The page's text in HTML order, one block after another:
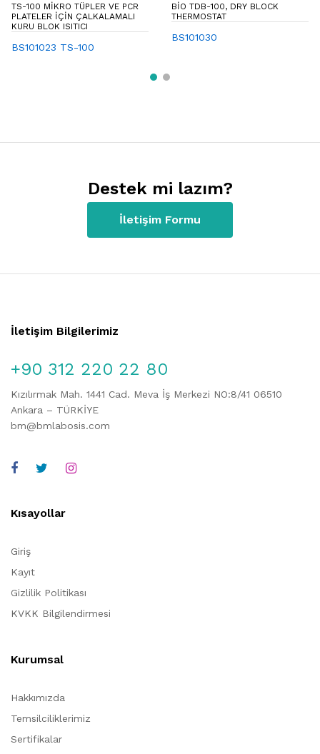
TS-100 MIKRO TÜPLER VE PCR
PLATELER IÇIN ÇALKALAMALI
KURU BLOK ISITICI
BS101023 TS-100
BIO TDB-100, DRY BLOCK
THERMOSTAT
BS101030
Destek mi lazım?
İletişim Formu
İletişim Bilgilerimiz
+90 312 220 22 80
Kızılırmak Mah. 1441 Cad. Meva İş Merkezi NO:8/41 06510
Ankara – TÜRKİYE
bm@bmlabosis.com
Kısayollar
Giriş
Kayıt
Gizlilik Politikası
KVKK Bilgilendirmesi
Kurumsal
Hakkımızda
Temsilciliklerimiz
Sertifikalar